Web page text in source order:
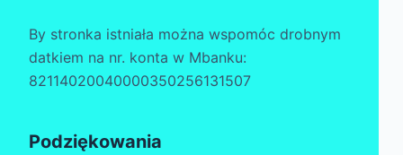
By stronka istniała można wspomóc drobnym
datkiem na nr. konta w Mbanku:
82114020040000350256131507
Podziękowania